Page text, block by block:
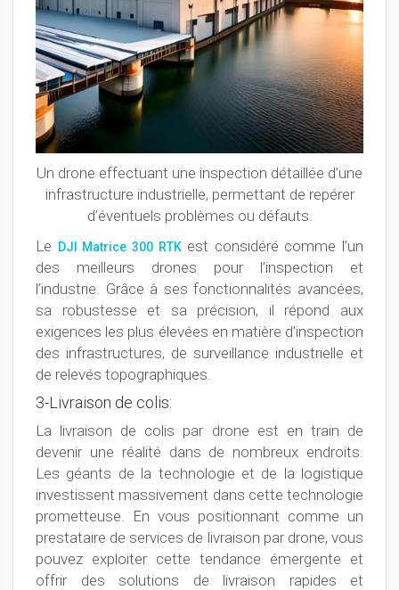
Un drone effectuant une inspection détaillée d’une
infrastructure industrielle, permettant de repérer
d’éventuels problèmes ou défauts.
Le DJI Matrice 300 RTKest considéré comme l’un
des meilleurs drones pour l’inspection et
l’industrie. Grâce à ses fonctionnalités avancées,
sa robustesse et sa précision, il répond aux
exigences les plus élevées en matière d’inspection
des infrastructures, de surveillance industrielle et
de relevés topographiques.
3-Livraison de colis:
La livraison de colis par drone est en train de
devenir une réalité dans de nombreux endroits.
Les géants de la technologie et de la logistique
investissent massivement dans cette technologie
prometteuse. En vous positionnant comme un
prestataire de services de livraison par drone, vous
pouvez exploiter cette tendance émergente et
offrir des solutions de livraison rapides et